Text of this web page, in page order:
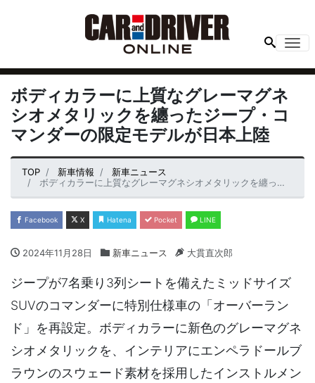
ボディカラーに上質なグレーマグネ
シオメタリックを纏ったジープ・コ
マンダーの限定モデルが日本上陸
TOP 新車情報
新車ニュース
ボディカラーに上質なグレーマグネシオメタリックを纏ったジープ・コマンダーの限定モデルが日本上陸
Facebook X Hatena Pocket LINE
2024年11月28日 新車ニュース 大貫直次郎
ジープが7名乗り3列シートを備えたミッドサイズ
SUVのコマンダーに特別仕様車の「オーバーラン
ド」を再設定。ボディカラーに新色のグレーマグネ
シオメタリックを、インテリアにエンペラドールブ
ラウンのスウェード素材を採用したインストルメン